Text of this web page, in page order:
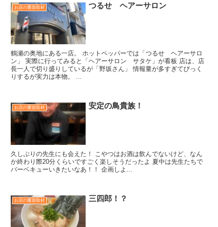
お店の覆面取材 つるせ ヘアーサロン
鶴瀬の奥地にある一店。 ホットペッパーでは「つるせ ヘアーサロ
ン」 実際に行ってみると「ヘアーサロン サタケ」が看板 店は、店
長一人で切り盛りしているが「野坂さん」 情報量が多すぎてびっく
りするが実力は本物。 ...
お店の覆面取材 安定の鳥貴族！
久しぶりの先生にも会えた！ こやつはお酒は飲んでないけど、なん
か終わり際20分くらいですごく楽しそうだったよ 夏中は先生たちで
バーベキューいきたいなあ！！ 企画しよ...
お店の覆面取材 三四郎！？